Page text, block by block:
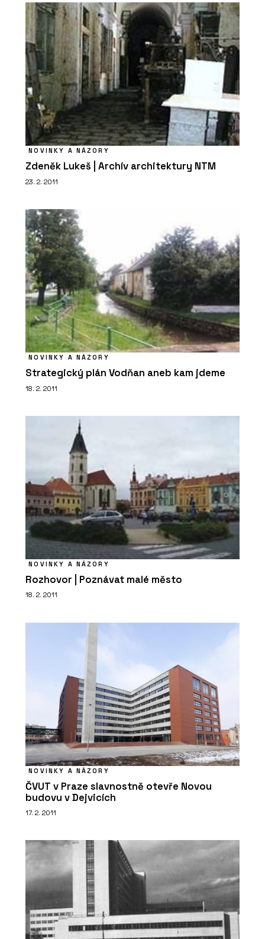
NOVINKY A NÁZORY
Zdeněk Lukeš | Archív architektury NTM
23. 2. 2011
NOVINKY A NÁZORY
Strategický plán Vodňan aneb kam jdeme
18. 2. 2011
NOVINKY A NÁZORY
Rozhovor | Poznávat malé město
18. 2. 2011
NOVINKY A NÁZORY
ČVUT v Praze slavnostně otevře Novou
budovu v Dejvicích
17. 2. 2011